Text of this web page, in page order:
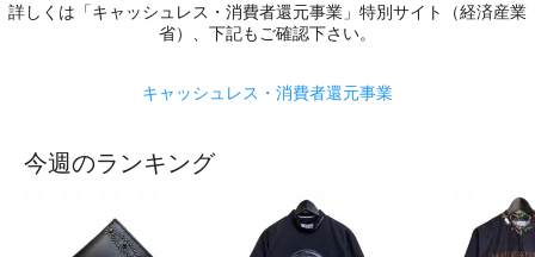
詳しくは「キャッシュレス・消費者還元事業」特別サイト（経済産業
省）、下記もご確認下さい。
キャッシュレス・消費者還元事業
今週のランキング